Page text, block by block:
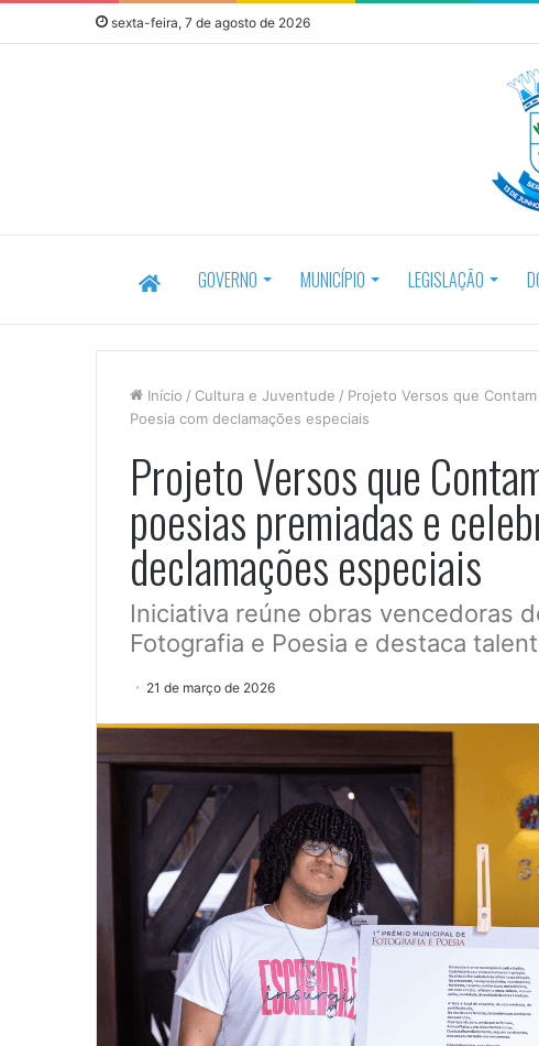
sexta-feira, 7 de agosto de 2026
GOVERNO MUNICÍPIO LEGISLAÇÃO
Início / Cultura e Juventude / Projeto Versos que
Poesia com declamações especiais
Projeto Versos que
poesias premiadas e
declamações especiais
Iniciativa reúne obras vencedoras
Fotografia e Poesia e destaca
21 de março de 2026